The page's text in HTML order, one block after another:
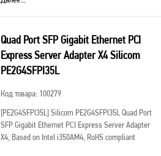
Quad Port SFP Gigabit Ethernet PCI
Express Server Adapter X4 Silicom
PE2G4SFPI35L
Код товара: 100279
[PE2G4SFPI35L]Silicom PE2G4SFPI35L Quad Port
SFP Gigabit Ethernet PCI Express Server Adapter
X4, Based on Intel i350AM4, RoHS compliant